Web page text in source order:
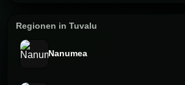
Regionen in Tuvalu
Nanumea